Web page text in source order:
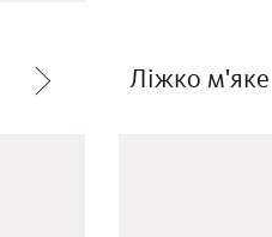
Ліжко м'яке